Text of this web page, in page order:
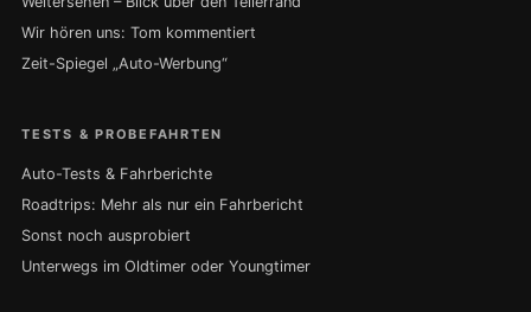
Wir hören uns: Tom kommentiert
Zeit-Spiegel „Auto-Werbung“
TESTS & PROBEFAHRTEN
Auto-Tests & Fahrberichte
Roadtrips: Mehr als nur ein Fahrbericht
Sonst noch ausprobiert
Unterwegs im Oldtimer oder Youngtimer